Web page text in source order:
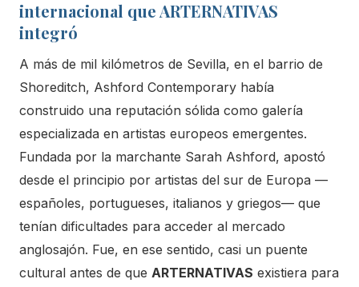
internacional que ARTERNATIVAS
integró
A más de mil kilómetros de Sevilla, en el barrio de
Shoreditch, Ashford Contemporary había
construido una reputación sólida como galería
especializada en artistas europeos emergentes.
Fundada por la marchante Sarah Ashford, apostó
desde el principio por artistas del sur de Europa —
españoles, portugueses, italianos y griegos— que
tenían dificultades para acceder al mercado
anglosajón. Fue, en ese sentido, casi un puente
cultural antes de que ARTERNATIVAS existiera para